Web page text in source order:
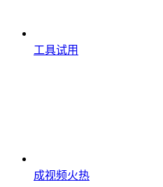
工具试用
成视频火热